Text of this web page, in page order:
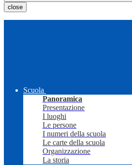
close
Scuola
Panoramica
Presentazione
I luoghi
Le persone
I numeri della scuola
Le carte della scuola
Organizzazione
La storia